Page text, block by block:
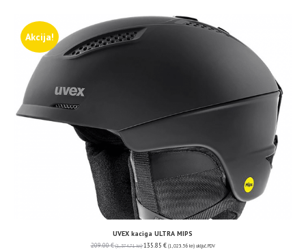
Akcija!
UVEX kaciga ULTRA MIPS
209.00€ (1,574.71 kn) 135.85 € (1,023.56 kn) uključ. PDV